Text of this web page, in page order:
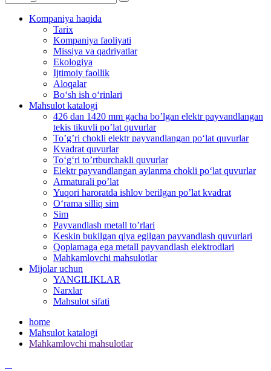
Kompaniya haqida
Tarix
Kompaniya faoliyati
Missiya va qadriyatlar
Ekologiya
Ijtimoiy faollik
Aloqalar
Bo‘sh ish o‘rinlari
Mahsulot katalogi
426 dan 1420 mm gacha bo’lgan elektr payvandlangan
tekis tikuvli po’lat quvurlar
To’g’ri chokli elektr payvandlangan po‘lat quvurlar
Kvadrat quvurlar
To‘g‘ri to’rtburchakli quvurlar
Elektr payvandlangan aylanma chokli po‘lat quvurlar
Armaturali po’lat
Yuqori haroratda ishlov berilgan po’lat kvadrat
O‘rama silliq sim
Sim
Payvandlash metall to’rlari
Keskin bukilgan qiya egilgan payvandlash quvurlari
Qoplamaga ega metall payvandlash elektrodlari
Mahkamlovchi mahsulotlar
Mijolar uchun
YANGILIKLAR
Narxlar
Mahsulot sifati
home
Mahsulot katalogi
Mahkamlovchi mahsulotlar